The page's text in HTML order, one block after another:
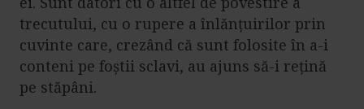
trecutului, cu o rupere a înlănțuirilor prin
cuvinte care, crezând că sunt folosite în a-i
conteni pe foștii sclavi, au ajuns să-i rețină
pe stăpâni.